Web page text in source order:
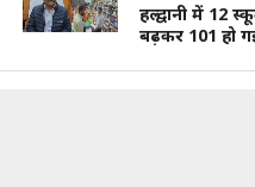
हल्द्वानी में 12
बढ़कर 101 हो